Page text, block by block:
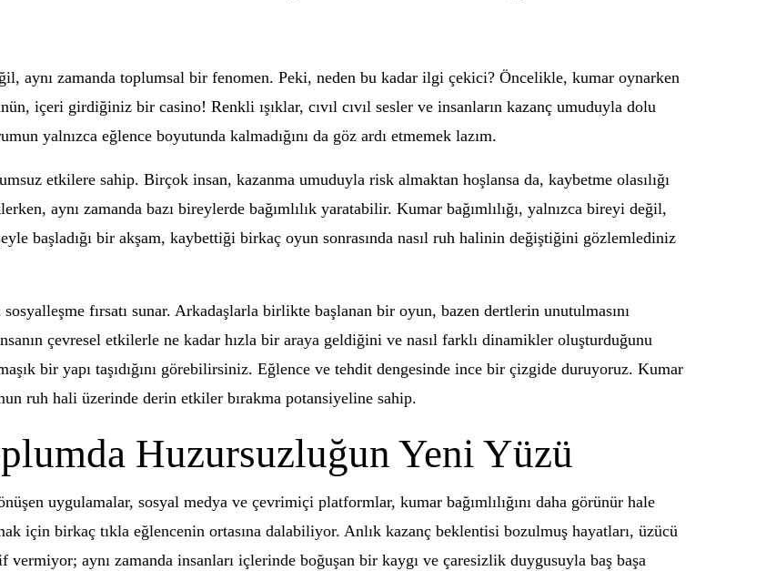
aynı zamanda toplumsal bir fenomen. Peki, neden bu kadar ilgi çekici? Öncelikle, kumar oynarken
içeri girdiğiniz bir casino! Renkli ışıklar, cıvıl cıvıl sesler ve insanların kazanç umuduyla dolu
yalnızca eğlence boyutunda kalmadığını da göz ardı etmemek lazım.
etkilere sahip. Birçok insan, kazanma umuduyla risk almaktan hoşlansa da, kaybetme olasılığı
aynı zamanda bazı bireylerde bağımlılık yaratabilir. Kumar bağımlılığı, yalnızca bireyi değil,
başladığı bir akşam, kaybettiği birkaç oyun sonrasında nasıl ruh halinin değiştiğini gözlemlediniz
fırsatı sunar. Arkadaşlarla birlikte başlanan bir oyun, bazen dertlerin unutulmasını
çevresel etkilerle ne kadar hızla bir araya geldiğini ve nasıl farklı dinamikler oluşturduğunu
bir yapı taşıdığını görebilirsiniz. Eğlence ve tehdit dengesinde ince bir çizgide duruyoruz. Kumar
ruh hali üzerinde derin etkiler bırakma potansiyeline sahip.
Huzursuzluğun Yeni Yüzü
uygulamalar, sosyal medya ve çevrimiçi platformlar, kumar bağımlılığını daha görünür hale
için birkaç tıkla eğlencenin ortasına dalabiliyor. Anlık kazanç beklentisi bozulmuş hayatları, üzücü
aynı zamanda insanları içlerinde boğuşan bir kaygı ve çaresizlik duygusuyla baş başa